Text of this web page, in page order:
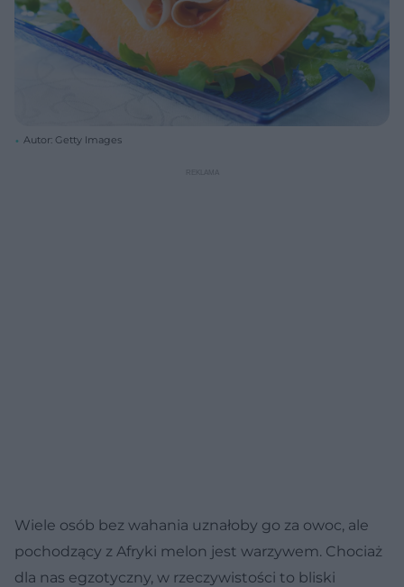
Autor: Getty Images
Wiele osób bez wahania uznałoby go za owoc, ale
pochodzący z Afryki melon jest warzywem. Chociaż
dla nas egzotyczny, w rzeczywistości to bliski